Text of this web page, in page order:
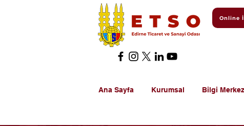
Online
Ana Sayfa Kurumsal Bilgi